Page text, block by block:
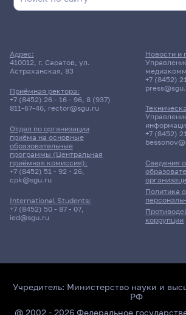
Адрес:
410012, г. Саратов, ул.
Астраханская, 83
Приёмная ректора:
+7 (8452) 26 - 16 - 96, 8 (937)
811-67-46, rector@sgu.ru
Отдел по организации
приёма на основные
образовательные
программы (Центральная
приёмная комиссия):
+7 (8452) 51 - 92 - 26,
cpk@sgu.ru
International Students:
+7 (8452) 50 - 87 - 07,
ied@sgu.ru
Сведения
Политика
коррупции
Новости и
+7 (8452)
+7 (8452)
Учредитель: Министерство науки и
РФ
@ 2002 - 2026 Федеральное